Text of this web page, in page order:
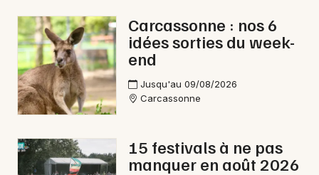
Carcassonne : nos 6
idées sorties du week-
end
Jusqu'au 09/08/2026
Carcassonne
15 festivals à ne pas
manquer en août 2026